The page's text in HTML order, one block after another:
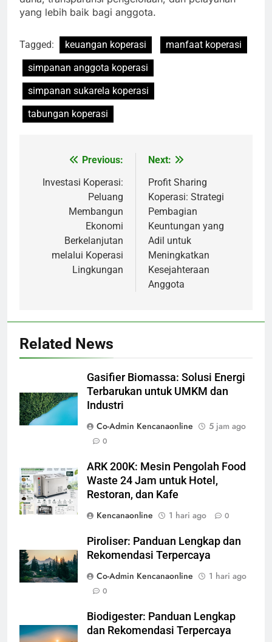
yang lebih baik bagi anggota.
Tagged: keuangan koperasi
manfaat koperasi
simpanan anggota koperasi
simpanan sukarela koperasi
tabungan koperasi
Navigasi
pos
Previous:
Investasi Koperasi:
Peluang
Membangun
Ekonomi
Berkelanjutan
melalui Koperasi
Lingkungan
Next:
Profit Sharing
Koperasi: Strategi
Pembagian
Keuntungan yang
Adil untuk
Meningkatkan
Kesejahteraan
Anggota
Related News
Gasifier Biomassa: Solusi Energi
Terbarukan untuk UMKM dan
Industri
Co-Admin Kencanaonline
5 jam ago
0
ARK 200K: Mesin Pengolah Food
Waste 24 Jam untuk Hotel,
Restoran, dan Kafe
Kencanaonline
1 hari ago 0
Piroliser: Panduan Lengkap dan
Rekomendasi Terpercaya
Co-Admin Kencanaonline
1 hari ago
0
Biodigester: Panduan Lengkap
dan Rekomendasi Terpercaya